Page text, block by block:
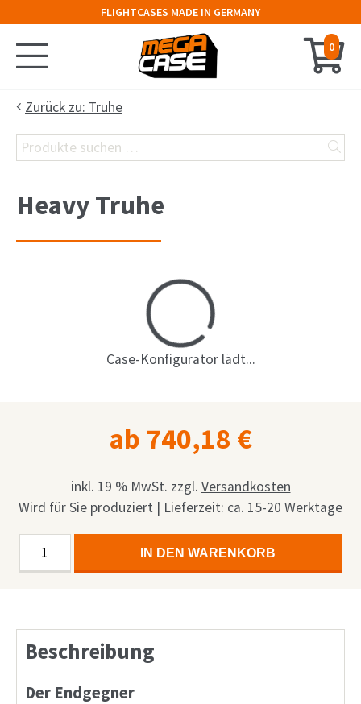
FLIGHTCASES MADE IN GERMANY
0
Startseite
Konfigurator
Truhe
Facebook
Deutsch
Nederlands
Zurück zu: Truhe
Suchen
nach:
Heavy Truhe
Case-Konfigurator lädt...
ab 740,18 €
inkl. 19 % MwSt. zzgl. Versandkosten
Wird für Sie produziert | Lieferzeit: ca. 15-20 Werktage
Heavy
IN DEN WARENKORB
Alternative:
Beschreibung
Der Endgegner